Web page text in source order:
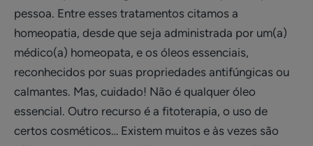
pessoa. Entre esses tratamentos citamos a
homeopatia, desde que seja administrada por um(a)
médico(a) homeopata, e os óleos essenciais,
reconhecidos por suas propriedades antifúngicas ou
calmantes. Mas, cuidado! Não é qualquer óleo
essencial. Outro recurso é a fitoterapia, o uso de
certos cosméticos… Existem muitos e às vezes são